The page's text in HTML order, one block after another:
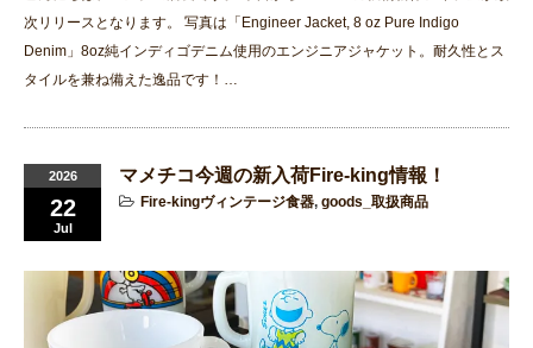
次リリースとなります。 写真は「Engineer Jacket, 8 oz Pure Indigo
Denim」8oz純インディゴデニム使用のエンジニアジャケット。耐久性とス
タイルを兼ね備えた逸品です！…
2026
22
Jul
マメチコ今週の新入荷Fire-king情報！
Fire-kingヴィンテージ食器, goods_取扱商品